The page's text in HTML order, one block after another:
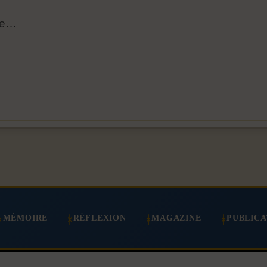
MÉMOIRE RÉFLEXION MAGAZINE